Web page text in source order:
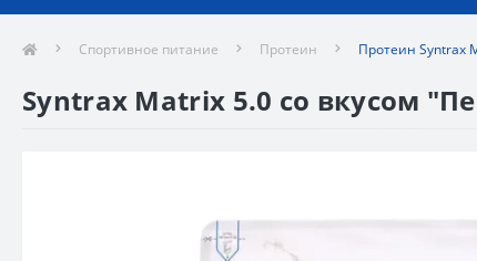
Спортивное питание Протеин Протеин Syntrax
Syntrax Matrix 5.0 со вкусом